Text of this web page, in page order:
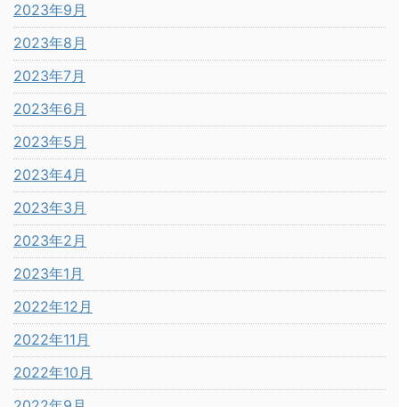
2023年9月
2023年8月
2023年7月
2023年6月
2023年5月
2023年4月
2023年3月
2023年2月
2023年1月
2022年12月
2022年11月
2022年10月